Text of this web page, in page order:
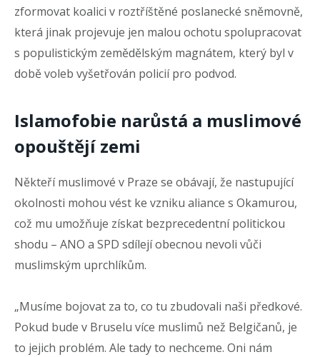
zformovat koalici v roztříštěné poslanecké sněmovně,
která jinak projevuje jen malou ochotu spolupracovat
s populistickým zemědělským magnátem, který byl v
době voleb vyšetřován policií pro podvod.
Islamofobie narůstá a muslimové
opouštějí zemi
Někteří muslimové v Praze se obávají, že nastupující
okolnosti mohou vést ke vzniku aliance s Okamurou,
což mu umožňuje získat bezprecedentní politickou
shodu – ANO a SPD sdílejí obecnou nevoli vůči
muslimským uprchlíkům.
„Musíme bojovat za to, co tu zbudovali naši předkové.
Pokud bude v Bruselu více muslimů než Belgičanů, je
to jejich problém. Ale tady to nechceme. Oni nám